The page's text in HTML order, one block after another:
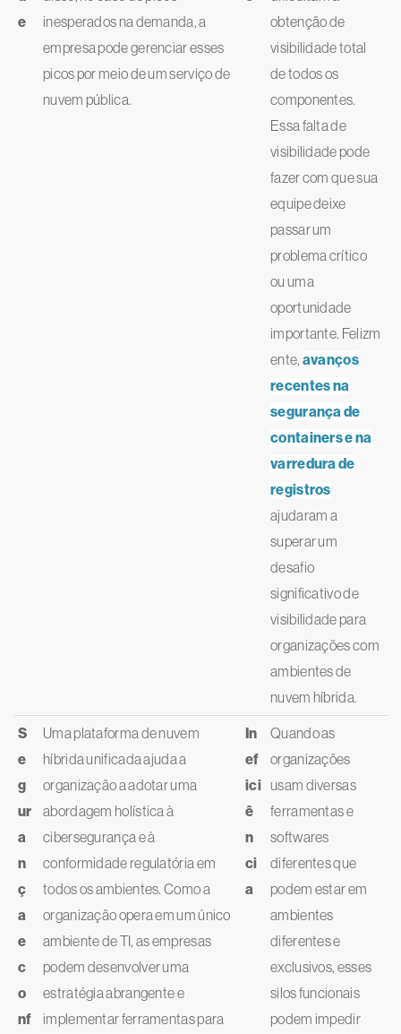
e
inesperados na demanda, a
empresa pode gerenciar esses
picos por meio de um serviço de
nuvem pública.
obtenção de
visibilidade total
de todos os
componentes.
Essa falta de
visibilidade pode
fazer com que sua
equipe deixe
passar um
problema crítico
ou uma
oportunidade
importante. Felizm
ente, avanços
recentes na
segurança de
containers e na
varredura de
registros
ajudaram a
superar um
desafio
significativo de
visibilidade para
organizações com
ambientes de
nuvem híbrida.
S
e
g
ur
a
n
ç
a
e
c
o
nf
Uma plataforma de nuvem
híbrida unificada ajuda a
organização a adotar uma
abordagem holística à
cibersegurança e à
conformidade regulatória em
todos os ambientes. Como a
organização opera em um único
ambiente de TI, as empresas
podem desenvolver uma
estratégia abrangente e
implementar ferramentas para
In
ef
ici
ê
n
ci
a
Quando as
organizações
usam diversas
ferramentas e
softwares
diferentes que
podem estar em
ambientes
diferentes e
exclusivos, esses
silos funcionais
podem impedir